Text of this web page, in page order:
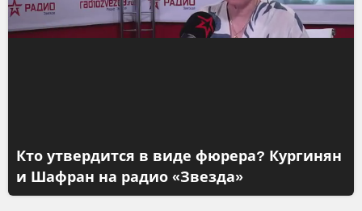
Кто утвердится в виде фюрера? Кургинян
и Шафран на радио «Звезда»